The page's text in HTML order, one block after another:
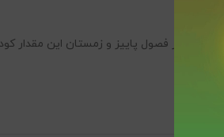
در فصول پاییز و زمستان این